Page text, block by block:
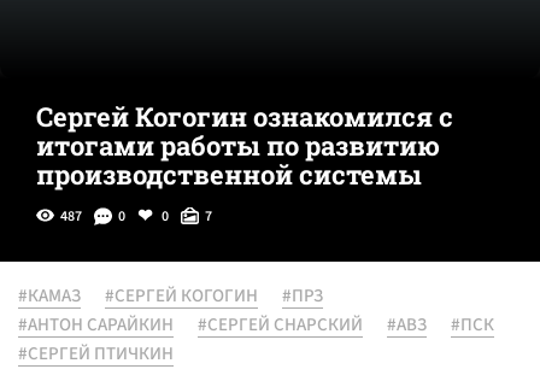
Сергей Когогин ознакомился с
итогами работы по развитию
производственной системы
487 0 0 7
#КАМАЗ #СЕРГЕЙ КОГОГИН
#ПРЗ
#АНТОН САРАЙКИН
#СЕРГЕЙ СНАРСКИЙ #АВЗ
#ПСК
#СЕРГЕЙ ПТИЧКИН